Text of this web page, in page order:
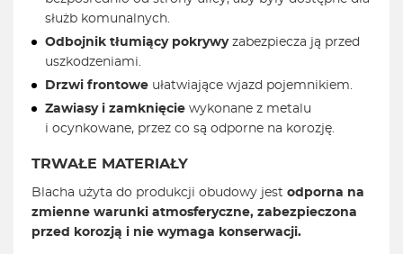
służb komunalnych.
Odbojnik tłumiący pokrywy zabezpiecza ją przed
uszkodzeniami.
Drzwi frontowe ułatwiające wjazd pojemnikiem.
Zawiasy i zamknięcie wykonane z metalu
i ocynkowane, przez co są odporne na korozję.
TRWAŁE MATERIAŁY
Blacha użyta do produkcji obudowy jest odporna na
zmienne warunki atmosferyczne, zabezpieczona
przed korozją i nie wymaga konserwacji.